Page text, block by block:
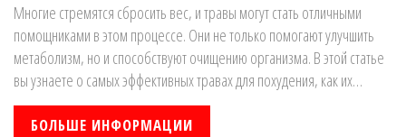
Многие стремятся сбросить вес, и травы могут стать отличными
помощниками в этом процессе. Они не только помогают улучшить
метаболизм, но и способствуют очищению организма. В этой статье
вы узнаете о самых эффективных травах для похудения, как их
использовать и какие из них подходят именно вам.
БОЛЬШЕ ИНФОРМАЦИИ